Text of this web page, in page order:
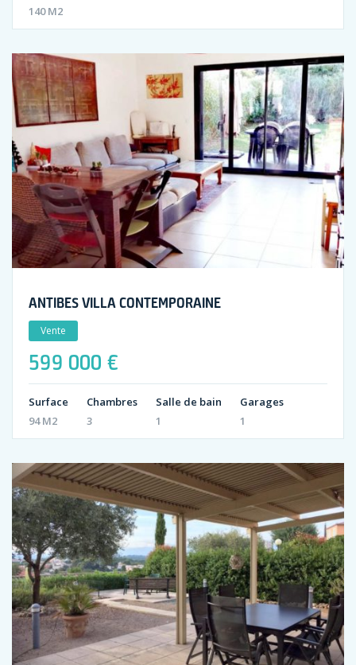
140 M2
ANTIBES VILLA CONTEMPORAINE
Vente
599 000 €
Surface
94 M2
Chambres
3
Salle de bain
1
Garages
1